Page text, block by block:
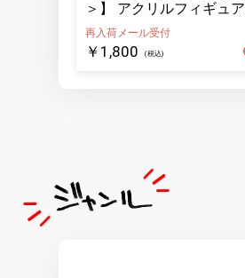
＞】 アクリルフィギュア
＜ジェニス＞
再入荷メール受付
￥1,800 (税込)